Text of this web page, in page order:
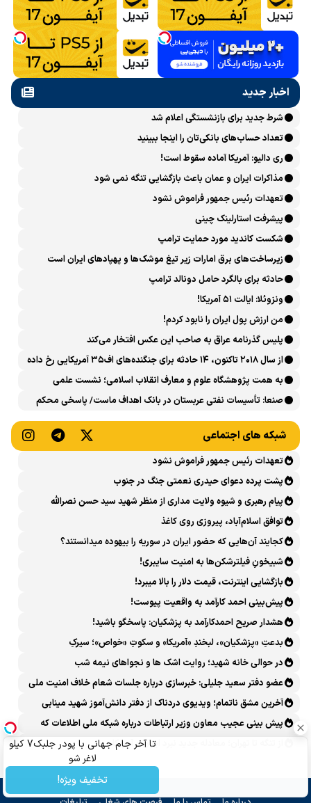
تا آخر جام جهانی با پودر جلبک7 کیلو
لاغر شو
تخفیف ویژه!
اخبار جدید
شرط جدید برای بازنشستگی اعلام شد
تعداد حساب‌های بانکی‌تان را اینجا ببینید
ری دالیو: آمریکا آماده سقوط است!
مذاکرات ایران و عمان باعث بازگشایی تنگه نمی شود
تعهدات رئیس جمهور فراموش نشود
پیشرفت ‏استارلینک چینی
شکست کاندید مورد حمایت ترامپ
زیرساخت‌های برق امارات زیر تیغ موشک‌ها و پهپادهای ایران است
حادثه برای بالگرد حامل دونالد ترامپ
ونزوئلا: ایالت ۵۱ آمریکا!
من ارزش پول ایران را نابود کردم!
پلیس گذرنامه عراق به صاحب این عکس افتخار می‌کند
از سال ۲۰۱۸ تاکنون، ۱۴ حادثه برای جنگنده‌های اف۳۵ آمریکایی رخ داده
است
به همت پژوهشگاه علوم و معارف انقلاب اسلامی؛ نشست علمی
«اربعین حسینی در منظومه فکری رهبر شهید، امام خامنه‌ای» برگزار
صنعا: تأسیسات نفتی عربستان در بانک اهداف ماست/ پاسخی محکم
شبکه های اجتماعی
تعهدات رئیس جمهور فراموش نشود
پشت پرده دعوای حیدری نعمتی جنگ در جنوب
پیام رهبری و شیوه ولایت مداری از منظر شهید سید حسن نصرالله
توافق اسلام‌آباد، پیروزی روی کاغذ
کجایند آن‌هایی که حضور ایران در سوریه را بیهوده میدانستند؟
شبیخونِ فیلترشکن‌ها به امنیت سایبری!
بازگشایی اینترنت، قیمت دلار را بالا میبرد!
پیش‌بینی احمد کارآمد به واقعیت پیوست!
هشدار صریح احمدکارآمد به پزشکیان: پاسخگو باشید!
بدعتِ «پزشکیان»، لبخندِ «آمریکا» و سکوتِ «خواص»؛ سیرکِ
قانون‌گریزی در روز روشن!
در حوالی خانه شهید؛ روایت اشک ها و نجواهای نیمه شب
عضو دفتر سعید جلیلی: خبرسازی درباره جلسات شعام خلاف امنیت ملی
است
آخرین مشق ناتمام؛ ویدیوی دردناک از دفتر دانش‌آموز شهید مینابی
پربازدید شد
پیش بینی عجیب معاون وزیر ارتباطات درباره شبکه ملی اطلاعات که
از تنگه تا تهران؛ معادله جدید نبرد ایران و آمریکا